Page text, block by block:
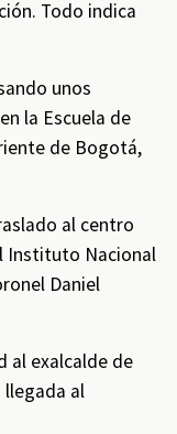
Todo indica
unos
la Escuela de
de Bogotá,
al centro
Instituto Nacional
Daniel
al exalcalde de
al